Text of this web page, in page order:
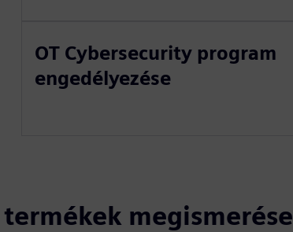
OT Cybersecurity program
engedélyezése
megismerése